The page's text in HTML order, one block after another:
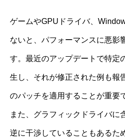
ゲームやGPUドライバ、
ないと、パフォーマンスに悪影
す。最近のアップデートで特定
生し、それが修正された例も報
のパッチを適用することが重要
また、グラフィックドライバに
逆に干渉していることもあるた